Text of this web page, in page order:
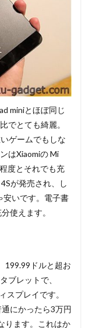
miniとほぼ同じ
でとても綺麗。
ゲームでもしな
はXiaomiの Mi
度とそれでも充
が発売され、し
安いです。電子書
使えます。
199.99ドルと超お
ブレットで、
スプレイです。
にかったら3万円
ります。これはか